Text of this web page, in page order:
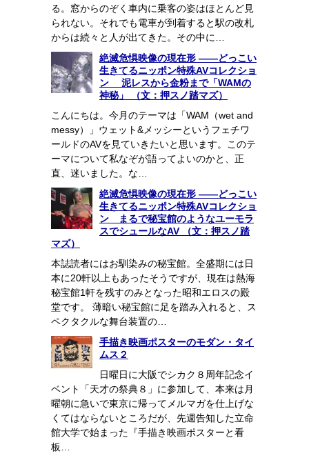
る。窓からのぞく車内に乗客の姿はほとんど見
られない。それでも電車が到着すると駅の改札
からは続々と人が出てきた。その中に…
絶滅危惧映像の現在形 ――どっこい
生きてるニッポン特殊AVコレクショ
ン 泥レスから金粉まで「WAMの
神秘」 （文：押スノ踏マズ）
こんにちは。今月のテーマは「WAM（wet and
messy）」ウェット&メッシーというフェチワ
ールドのAVを見ていきたいと思います。このテ
ーマについて私なぞが語ってよいのかと、正
直、迷いました。な…
絶滅危惧映像の現在形 ――どっこい
生きてるニッポン特殊AVコレクショ
ン まるで秘宝館のようなユーモラ
スでシュールなAV （文：押スノ踏
マズ）
本誌読者にはお馴染みの秘宝館。全盛期には日
本に20軒以上もあったそうですが、現在は熱海
秘宝館1軒を残すのみとなった昭和エロスの殿
堂です。 薄暗い秘宝館に足を踏み入れると、ス
ペクタクルな舞台装置の…
手描き映画ポスターのモダン・タイ
ムス２
日曜日に大阪でシカク８周年記念イ
ベント「天才の祭典８」に参加して、本来は月
曜朝に急いで東京に帰ってメルマガを仕上げな
くてはならないところだが、先週告知した立命
館大学で始まった『手描き映画ポスターと看
板…